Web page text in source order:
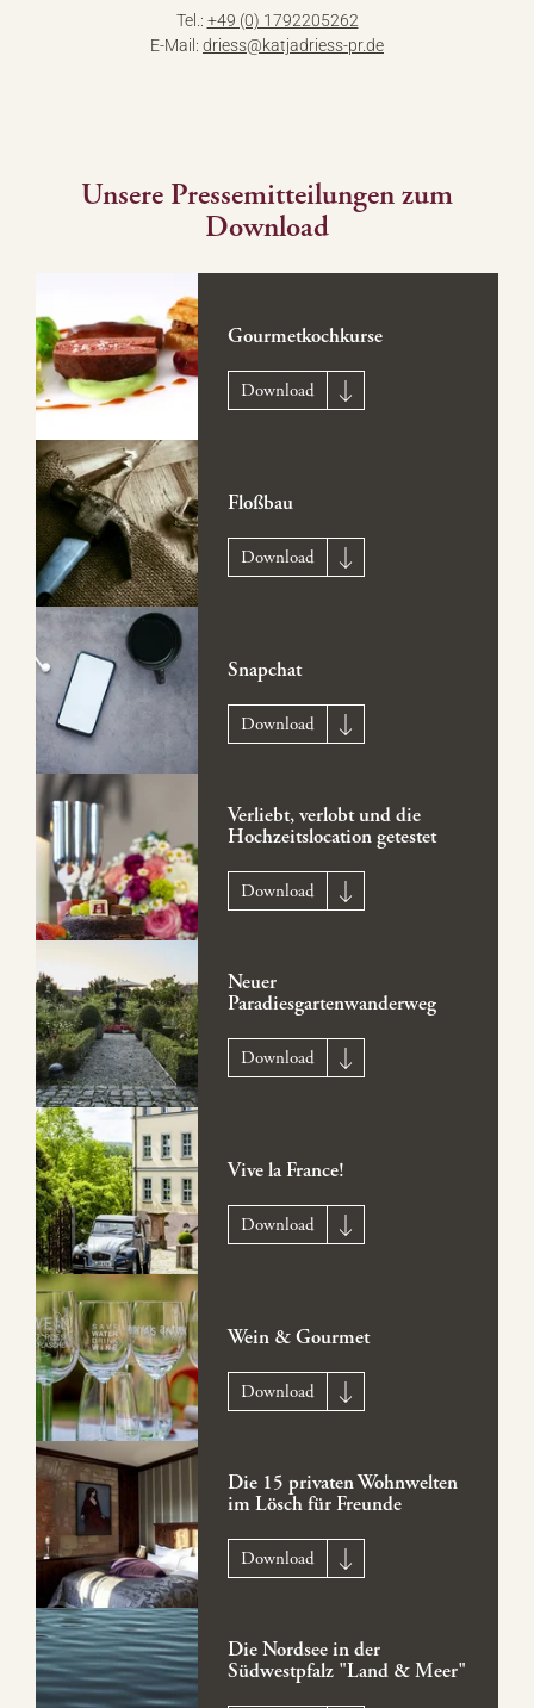
Tel.: +49 (0) 1792205262
E-Mail: driess@katjadriess-pr.de
Unsere Pressemitteilungen zum
Download
Gourmetkochkurse
Download
Floßbau
Download
Snapchat
Download
Verliebt, verlobt und die
Hochzeitslocation getestet
Download
Neuer
Paradiesgartenwanderweg
Download
Vive la France!
Download
Wein & Gourmet
Download
Die 15 privaten Wohnwelten
im Lösch für Freunde
Download
Die Nordsee in der
Südwestpfalz "Land & Meer"